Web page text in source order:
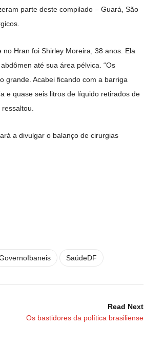
parte deste compilado – Guará, São
Hran foi Shirley Moreira, 38 anos. Ela
até sua área pélvica. “Os
grande. Acabei ficando com a barriga
e quase seis litros de líquido retirados de
a divulgar o balanço de cirurgias
SaúdeDF
Read Next
Os bastidores da política brasiliense